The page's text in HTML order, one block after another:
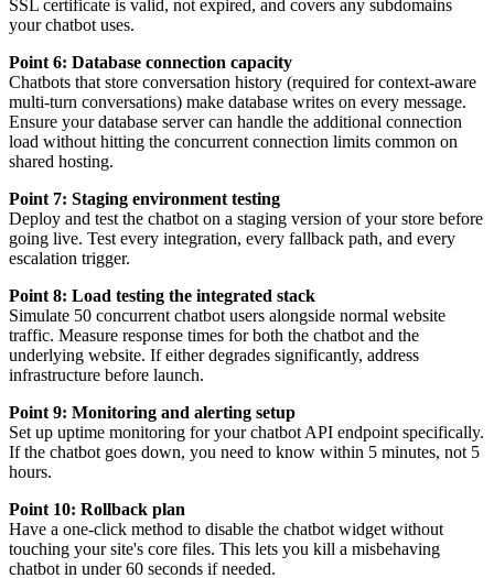
SSL certificate is valid, not expired, and covers any subdomains
your chatbot uses.
Point 6: Database connection capacity
Chatbots that store conversation history (required for context-aware
multi-turn conversations) make database writes on every message.
Ensure your database server can handle the additional connection
load without hitting the concurrent connection limits common on
shared hosting.
Point 7: Staging environment testing
Deploy and test the chatbot on a staging version of your store before
going live. Test every integration, every fallback path, and every
escalation trigger.
Point 8: Load testing the integrated stack
Simulate 50 concurrent chatbot users alongside normal website
traffic. Measure response times for both the chatbot and the
underlying website. If either degrades significantly, address
infrastructure before launch.
Point 9: Monitoring and alerting setup
Set up uptime monitoring for your chatbot API endpoint specifically.
If the chatbot goes down, you need to know within 5 minutes, not 5
hours.
Point 10: Rollback plan
Have a one-click method to disable the chatbot widget without
touching your site's core files. This lets you kill a misbehaving
chatbot in under 60 seconds if needed.